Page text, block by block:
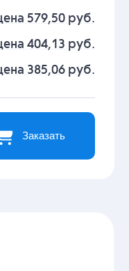
579,50 руб.
404,13 руб.
385,06 руб.
Заказать